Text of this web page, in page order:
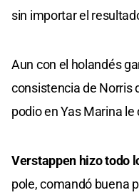
sin importar el
Aun con el holandés
consistencia de Norris
podio en Yas Marina
Verstappen hizo todo
pole, comandó buena